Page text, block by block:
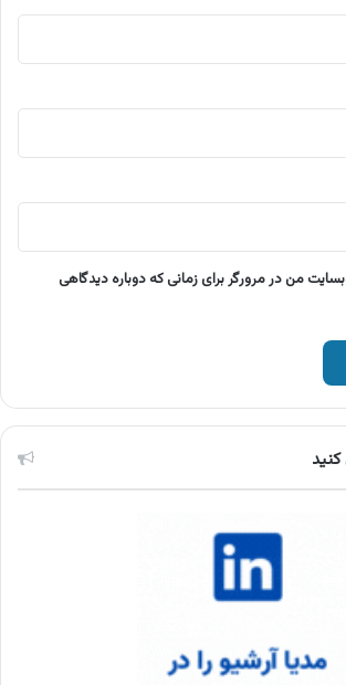
من در مرورگر برای زمانی که دوباره دیدگاهی
کنید